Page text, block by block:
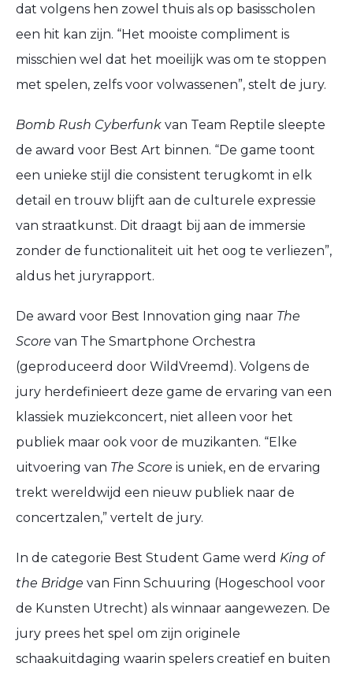
dat volgens hen zowel thuis als op basisscholen
een hit kan zijn. “Het mooiste compliment is
misschien wel dat het moeilijk was om te stoppen
met spelen, zelfs voor volwassenen”, stelt de jury.
Bomb Rush Cyberfunk van Team Reptile sleepte
de award voor Best Art binnen. “De game toont
een unieke stijl die consistent terugkomt in elk
detail en trouw blijft aan de culturele expressie
van straatkunst. Dit draagt bij aan de immersie
zonder de functionaliteit uit het oog te verliezen”,
aldus het juryrapport.
De award voor Best Innovation ging naar The
Score van The Smartphone Orchestra
(geproduceerd door WildVreemd). Volgens de
jury herdefinieert deze game de ervaring van een
klassiek muziekconcert, niet alleen voor het
publiek maar ook voor de muzikanten. “Elke
uitvoering van The Score is uniek, en de ervaring
trekt wereldwijd een nieuw publiek naar de
concertzalen,” vertelt de jury.
In de categorie Best Student Game werd King of
the Bridge van Finn Schuuring (Hogeschool voor
de Kunsten Utrecht) als winnaar aangewezen. De
jury prees het spel om zijn originele
schaakuitdaging waarin spelers creatief en buiten